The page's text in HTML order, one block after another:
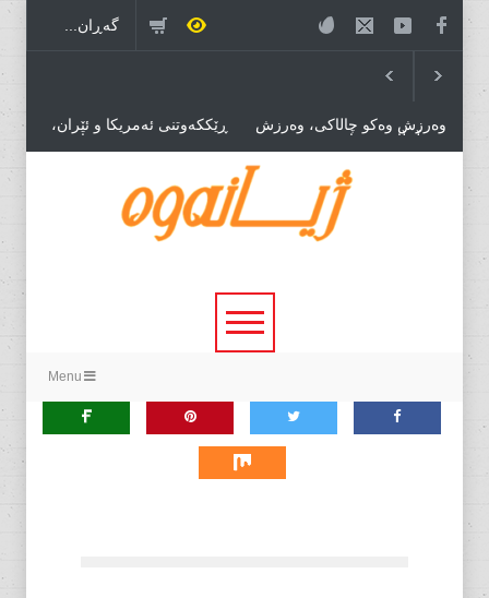
ڕێککەوتنی ئەمریکا و ئێران،
درێژەی بەڕێوەبردنی هاوبەشی
قەیرانەکان!
وەرزش وەکو چاڵاکی، وەرزش
بۆ مڵمڵانێی سیاسی وەرزش بۆ
بازرگانی.
پێویستی بۆ دۆخێکی نوێ!
Menu